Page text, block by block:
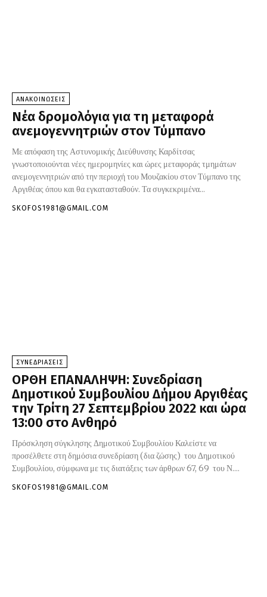
ΑΝΑΚΟΙΝΩΣΕΙΣ
Nέα δρομολόγια για τη μεταφορά
ανεμογεννητριών στον Τύμπανο
Με απόφαση της Αστυνομικής Διεύθυνσης Καρδίτσας
γνωστοποιούνται νέες ημερομηνίες και ώρες μεταφοράς τμημάτων
ανεμογεννητριών από την περιοχή του Μουζακίου στον Τύμπανο της
Αργιθέας όπου και θα εγκατασταθούν. Τα συγκεκριμένα...
SKOFOS1981@GMAIL.COM
ΣΥΝΕΔΡΙΑΣΕΙΣ
ΟΡΘΗ ΕΠΑΝΑΛΗΨΗ: Συνεδρίαση
Δημοτικού Συμβουλίου Δήμου Αργιθέας
την Τρίτη 27 Σεπτεμβρίου 2022 και ώρα
13:00 στο Ανθηρό
Πρόσκληση σύγκλησης Δημοτικού Συμβουλίου Καλείστε να
προσέλθετε στη δημόσια συνεδρίαση (δια ζώσης) του Δημοτικού
Συμβουλίου, σύμφωνα με τις διατάξεις των άρθρων 67, 69 του Ν....
SKOFOS1981@GMAIL.COM